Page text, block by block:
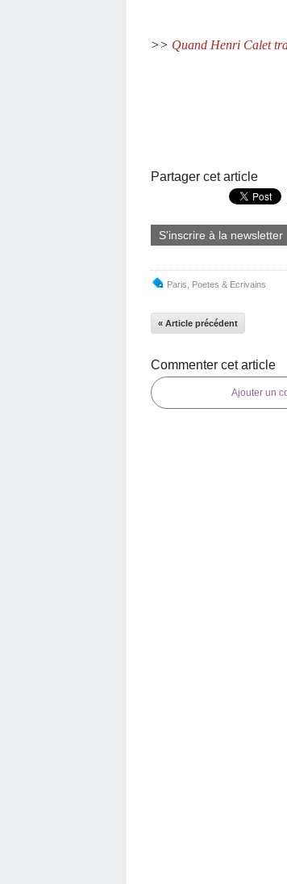
>> Quand Henri Calet
Partager cet article
S'inscrire à la newsletter
Paris Poetes & Ecrivains
« Article précédent
Commenter cet article
Ajouter un